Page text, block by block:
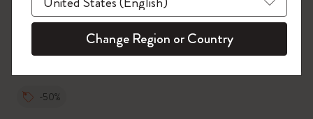
-50%
今すぐ会員登録 !
Change Region or Country